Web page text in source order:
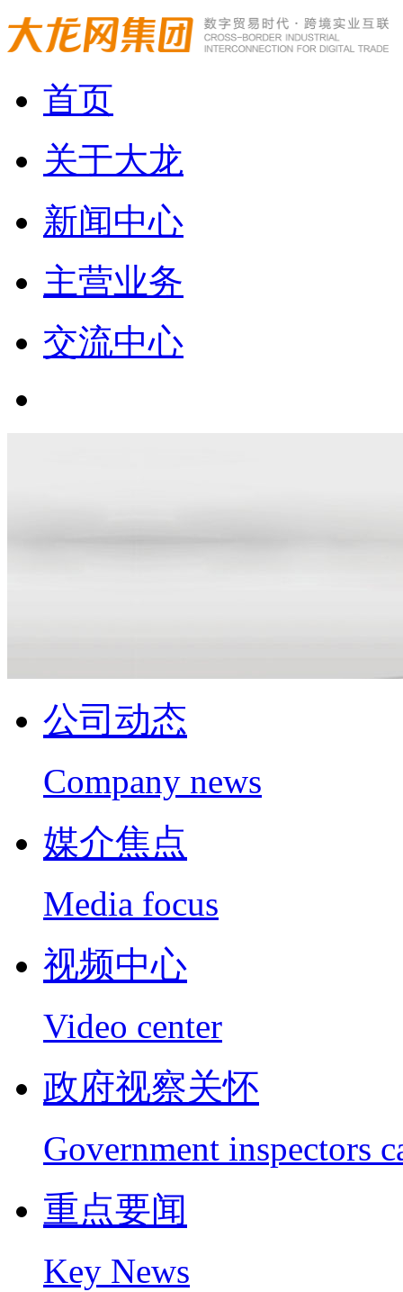
首页
关于大龙
新闻中心
主营业务
交流中心
公司动态
Company news
媒介焦点
Media focus
视频中心
Video center
政府视察关怀
Government inspectors
重点要闻
Key News